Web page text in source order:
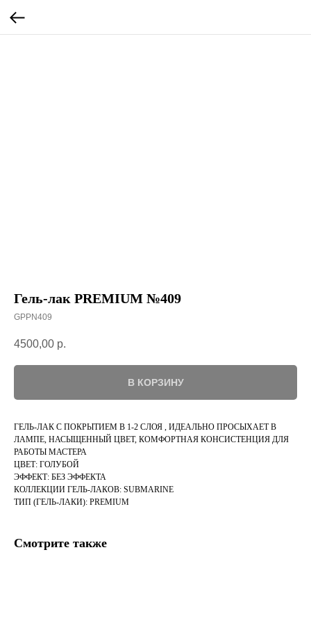
Гель-лак PREMIUM №409
GPPN409
4500,00 р.
В КОРЗИНУ
ГЕЛЬ-ЛАК С ПОКРЫТИЕМ В 1-2 СЛОЯ , ИДЕАЛЬНО ПРОСЫХАЕТ В
ЛАМПЕ, НАСЫЩЕННЫЙ ЦВЕТ, КОМФОРТНАЯ КОНСИСТЕНЦИЯ ДЛЯ
РАБОТЫ МАСТЕРА
ЦВЕТ: ГОЛУБОЙ
ЭФФЕКТ: БЕЗ ЭФФЕКТА
КОЛЛЕКЦИИ ГЕЛЬ-ЛАКОВ: SUBMARINE
ТИП (ГЕЛЬ-ЛАКИ): PREMIUM
Смотрите также